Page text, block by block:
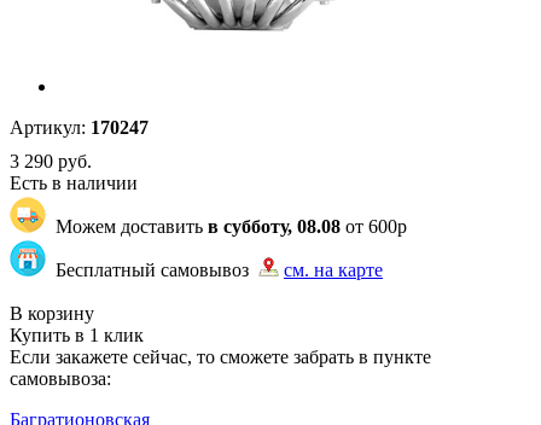
Артикул: 170247
3 290 руб.
Есть в наличии
Можем доставить в субботу, 08.08 от 600р
Бесплатный самовывоз
см. на карте
В корзину
Купить в 1 клик
Если закажете сейчас, то сможете забрать в пункте
самовывоза:
Багратионовская